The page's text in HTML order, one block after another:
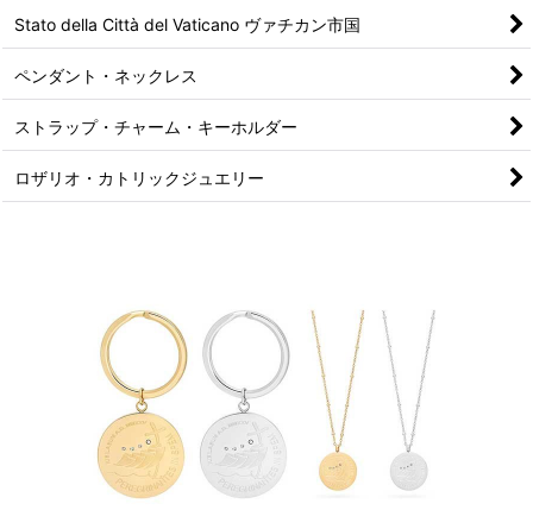
Stato della Città del Vaticano ヴァチカン市国
ペンダント・ネックレス
ストラップ・チャーム・キーホルダー
ロザリオ・カトリックジュエリー